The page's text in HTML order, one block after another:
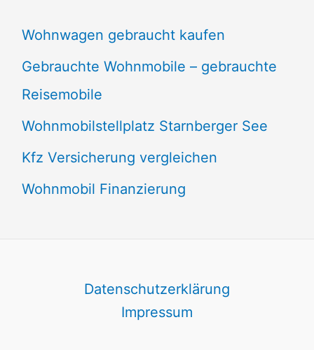
Wohnwagen gebraucht kaufen
Gebrauchte Wohnmobile – gebrauchte
Reisemobile
Wohnmobilstellplatz Starnberger See
Kfz Versicherung vergleichen
Wohnmobil Finanzierung
Datenschutzerklärung
Impressum